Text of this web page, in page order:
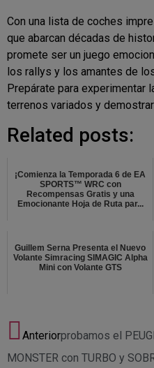
Con una lista de coches
que abarcan décadas de
promete ser un juego
los rallys y los amantes de
Prepárate para experimentar
terrenos variados y
Related posts:
¡Comienza la Temporada 6 de EA
SPORTS™ WRC con
Recompensas Gratis y una
Emocionante Hoja de Ruta par...
Guillem Serna Presenta el Nuevo
Volante Simracing SIMAGIC Alpha
Mini con Volante GTS
Anteriorprobamos el
MONSTER con TURBO y